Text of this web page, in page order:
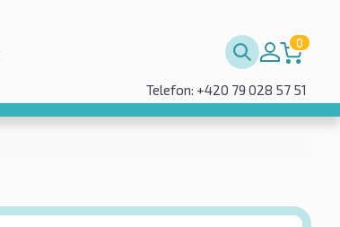
0
Telefon: +420 79 028 57 51